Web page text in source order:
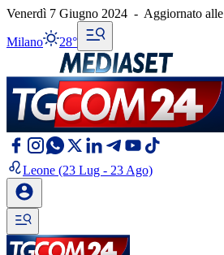
Venerdì 7 Giugno 2024 - Aggiornato alle
Milano 28°
Leone (23 Lug - 23 Ago)